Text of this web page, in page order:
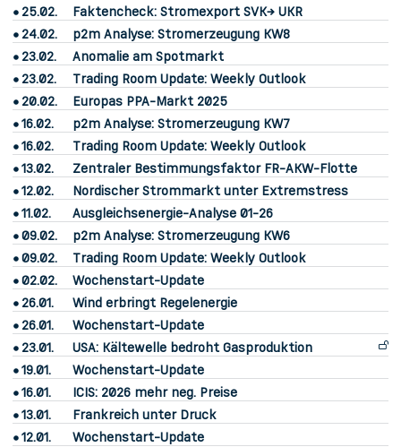
25.02.
Faktencheck: Stromexport SVK→ UKR
24.02.
p2m Analyse: Stromerzeugung KW8
23.02.
Anomalie am Spotmarkt
23.02.
Trading Room Update: Weekly Outlook
20.02.
Europas PPA-Markt 2025
16.02.
p2m Analyse: Stromerzeugung KW7
16.02.
Trading Room Update: Weekly Outlook
13.02.
Zentraler Bestimmungsfaktor FR-AKW-Flotte
12.02.
Nordischer Strommarkt unter Extremstress
11.02.
Ausgleichsenergie-Analyse 01-26
09.02.
p2m Analyse: Stromerzeugung KW6
09.02.
Trading Room Update: Weekly Outlook
02.02.
Wochenstart-Update
26.01.
Wind erbringt Regelenergie
26.01.
Wochenstart-Update
23.01.
USA: Kältewelle bedroht Gasproduktion
19.01.
Wochenstart-Update
16.01.
ICIS: 2026 mehr neg. Preise
13.01.
Frankreich unter Druck
12.01.
Wochenstart-Update